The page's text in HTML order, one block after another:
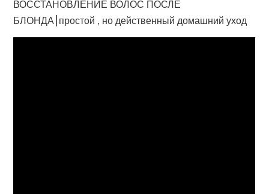
ВОССТАНОВЛЕНИЕ ВОЛОС ПОСЛЕ
БЛОНДА⎮простой , но действенный домашний уход